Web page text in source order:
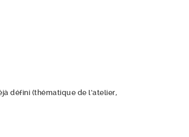
défini (thématique de l’atelier,